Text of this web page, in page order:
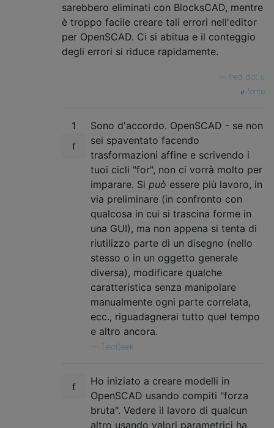
sarebbero eliminati con BlocksCAD, mentre
è troppo facile creare tali errori nell'editor
per OpenSCAD. Ci si abitua e il conteggio
degli errori si riduce rapidamente.
fred_dot_u
fonte
1
Sono d'accordo. OpenSCAD - se non
sei spaventato facendo
trasformazioni affine e scrivendo i
tuoi cicli "for", non ci vorrà molto per
imparare. Si può essere più lavoro, in
via preliminare (in confronto con
qualcosa in cui si trascina forme in
una GUI), ma non appena si tenta di
riutilizzo parte di un disegno (nello
stesso o in un oggetto generale
diversa), modificare qualche
caratteristica senza manipolare
manualmente ogni parte correlata,
ecc., riguadagnerai tutto quel tempo
e altro ancora.
TextGeek
Ho iniziato a creare modelli in
OpenSCAD usando compiti "forza
bruta". Vedere il lavoro di qualcun
altro usando valori parametrici ha